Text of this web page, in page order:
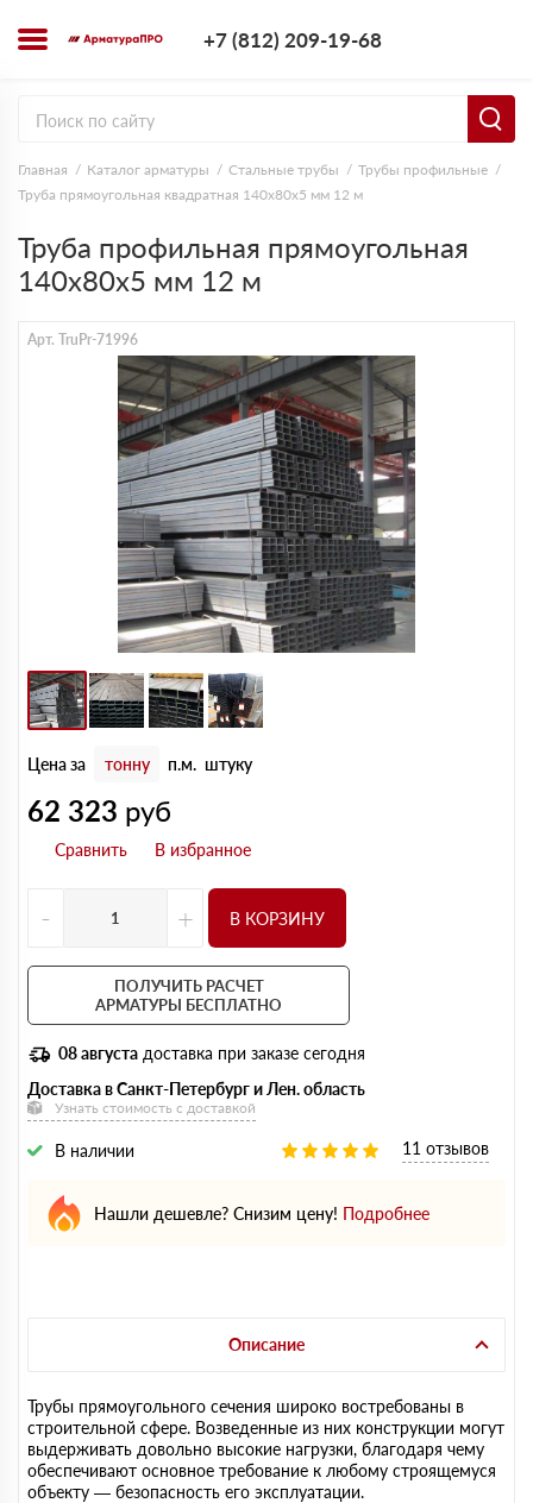
+7 (812) 209-19-68
Главная Каталог арматуры Стальные трубы
Трубы профильные
Труба прямоугольная квадратная 140х80х5 мм 12 м
Труба профильная прямоугольная
140х80х5 мм 12 м
Арт. TruPr-71996
Цена за тонну п.м. штуку
62 323 руб
- + В КОРЗИНУ
ПОЛУЧИТЬ РАСЧЕТ
АРМАТУРЫ БЕСПЛАТНО
08 августа доставка при заказе сегодня
Доставка в Санкт-Петербург и Лен. область
Узнать стоимость с доставкой
В наличии 11 отзывов
Нашли дешевле? Снизим цену! Подробнее
Описание
Трубы прямоугольного сечения широко востребованы в
строительной сфере. Возведенные из них конструкции могут
выдерживать довольно высокие нагрузки, благодаря чему
обеспечивают основное требование к любому строящемуся
объекту — безопасность его эксплуатации.